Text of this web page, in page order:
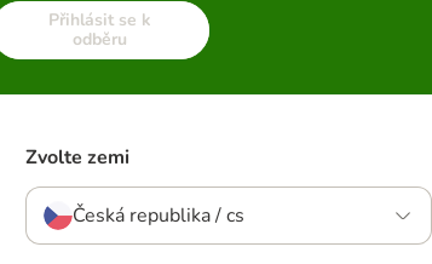
Přihlásit se k
odběru
Zvolte zemi
Česká republika / cs